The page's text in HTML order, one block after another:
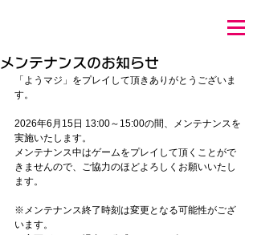
メンテナンスのお知らせ
「ようマジ」をプレイして頂きありがとうございま
す。
2026年6月15日 13:00～15:00の間、メンテナンスを
実施いたします。
メンテナンス中はゲームをプレイして頂くことがで
きませんので、ご協力のほどよろしくお願いいたし
ます。
※メンテナンス終了時刻は変更となる可能性がござ
います。